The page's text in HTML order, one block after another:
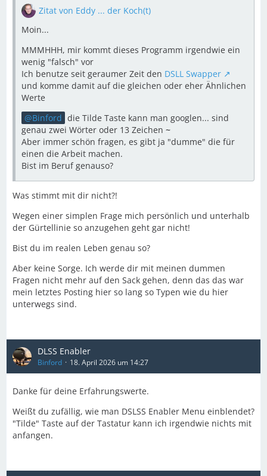
Zitat von Eddy ... der Koch(t)
Moin...
MMMHHH, mir kommt dieses Programm irgendwie ein
wenig "falsch" vor
Ich benutze seit geraumer Zeit den DSLL Swapper
und komme damit auf die gleichen oder eher Ähnlichen
Werte
Binford die Tilde Taste kann man googlen... sind
genau zwei Wörter oder 13 Zeichen ~
Aber immer schön fragen, es gibt ja "dumme" die für
einen die Arbeit machen.
Bist im Beruf genauso?
Was stimmt mit dir nicht?!
Wegen einer simplen Frage mich persönlich und unterhalb
der Gürtellinie so anzugehen geht gar nicht!
Bist du im realen Leben genau so?
Aber keine Sorge. Ich werde dir mit meinen dummen
Fragen nicht mehr auf den Sack gehen, denn das das war
mein letztes Posting hier so lang so Typen wie du hier
unterwegs sind.
DLSS Enabler
Binford 18. April 2026 um 14:27
Danke für deine Erfahrungswerte.
Weißt du zufällig, wie man DSLSS Enabler Menu einblendet?
"Tilde" Taste auf der Tastatur kann ich irgendwie nichts mit
anfangen.